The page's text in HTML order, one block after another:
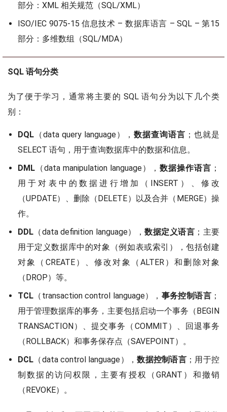
部分：XML 相关规范（SQL/XML）
ISO/IEC 9075-15 信息技术 – 数据库语言 – SQL – 第15
部分：多维数组（SQL/MDA）
SQL 语句分类
为了便于学习，通常将主要的 SQL 语句分为以下几个类
别：
DQL （data query language）， 数据查询语言 ；也就是
SELECT 语句，用于查询数据库中的数据和信息。
DML （data manipulation language）， 数据操作语言 ；
用于对表中的数据进行增加（INSERT）、修改
（UPDATE）、删除（DELETE）以及合并（MERGE）操
作。
DDL （data definition language），数据定义语言 ；主要
用于定义数据库中的对象（例如表或索引），包括创建
对象（CREATE）、修改对象（ALTER）和删除对象
（DROP）等。
TCL （transaction control language）， 事务控制语言 ；
用于管理数据库的事务，主要包括启动一个事务（BEGIN
TRANSACTION）、提交事务（COMMIT）、回退事务
（ROLLBACK）和事务保存点（SAVEPOINT）。
DCL （data control language），数据控制语言 ；用于控
制数据的访问权限，主要有授权（GRANT）和撤销
（REVOKE）。